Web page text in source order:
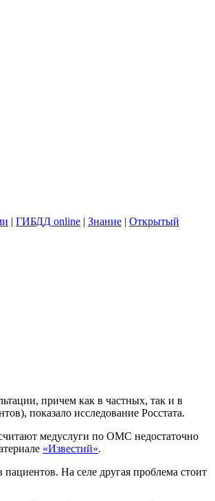
| ГИБДД online | Знание | Открытый
причем как в частных, так и в
показало исследование Росстата.
медуслуги по ОМС недостаточно
«Известий».
На селе другая проблема стоит